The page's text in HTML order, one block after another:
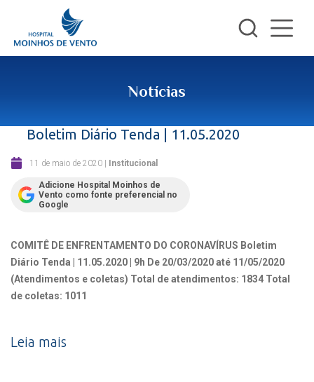
Notícias
Boletim Diário Tenda | 11.05.2020
11 de maio de 2020 | Institucional
Adicione Hospital Moinhos de
Vento como fonte preferencial no
Google
COMITÊ DE ENFRENTAMENTO DO CORONAVÍRUS Boletim
Diário Tenda | 11.05.2020 | 9h De 20/03/2020 até 11/05/2020
(Atendimentos e coletas) Total de atendimentos: 1834 Total
de coletas: 1011
Leia mais